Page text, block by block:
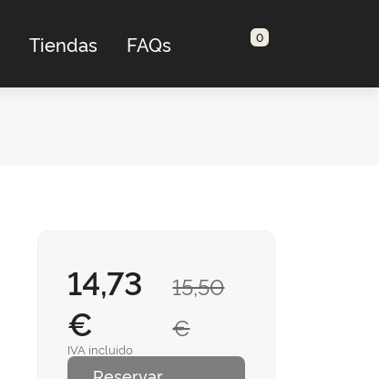
Tiendas FAQs 0
15,50
€
14,73
€
IVA incluido